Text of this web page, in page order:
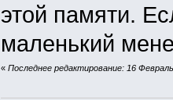
этой памяти.
маленький
«Последнее редактирование: 16